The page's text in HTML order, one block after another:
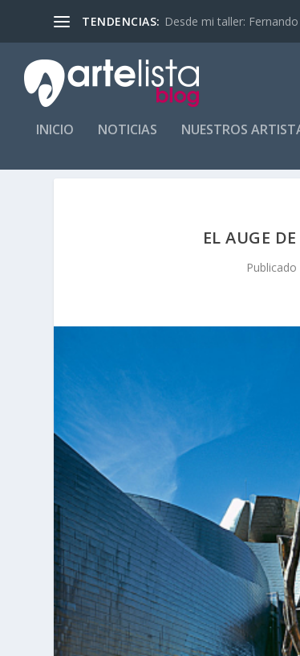
TENDENCIAS: Desde mi taller:
INICIO NOTICIAS NUESTROS
EL AUGE